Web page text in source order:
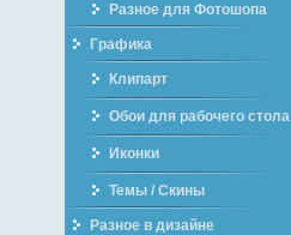
Разное для Фотошопа
Графика
Клипарт
Обои для рабочего стола
Иконки
Темы / Скины
Разное в дизайне